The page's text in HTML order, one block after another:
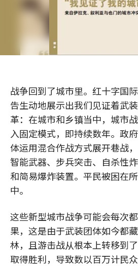
战争回到了城市里。红十字国
告生动地展示出我们见证着武
革：在城市和乡镇当中，城市
入固定模式，即持续数年。政
体运用混合作战方式展开巷战，
智能武器、步兵突击、自杀性
和简易爆炸装置。平民被困在
中。
这些新型城市战争可能会每次
果，这是由于武装团体如今都
林，且游击战从根本上转移到
取得胜利，导致数以百万计民